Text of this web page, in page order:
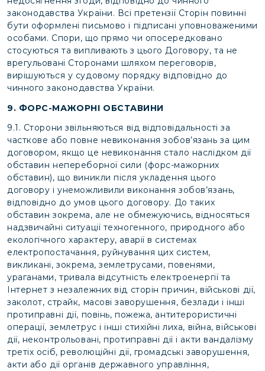
законодавства України. Всі претензії Сторін повинні
бути оформлені письмово і підписані уповноваженими
особами. Спори, що прямо чи опосередковано
стосуються та випливають з цього Договору, та не
врегульовані Сторонами шляхом переговорів,
вирішуються у судовому порядку відповідно до
чинного законодавства України.
9. ФОРС-МАЖОРНІ ОБСТАВИНИ
9.1. Сторони звільняються від відповідальності за
часткове або повне невиконання зобов’язань за цим
договором, якщо це невиконання стало наслідком дії
обставин непереборної сили (форс-мажорних
обставин), що виникли після укладення цього
договору і унеможливили виконання зобов’язань,
відповідно до умов цього договору. До таких
обставин зокрема, але не обмежуючись, відносяться
надзвичайні ситуації техногенного, природного або
екологічного характеру, аварії в системах
електропостачання, руйнування цих систем,
викликані, зокрема, землетрусами, повенями,
ураганами, тривала відсутність електроенергії та
Інтернет з незалежних від сторін причин, військові дії,
заколот, страйк, масові заворушення, безлади і інші
протиправні дії, повінь, пожежа, антитерористичні
операції, землетрус і інші стихійні лиха, війна, військові
дії, неконтрольовані, протиправні дії і акти вандалізму
третіх осіб, революційні дії, громадські заворушення,
акти або дії органів державного управління,